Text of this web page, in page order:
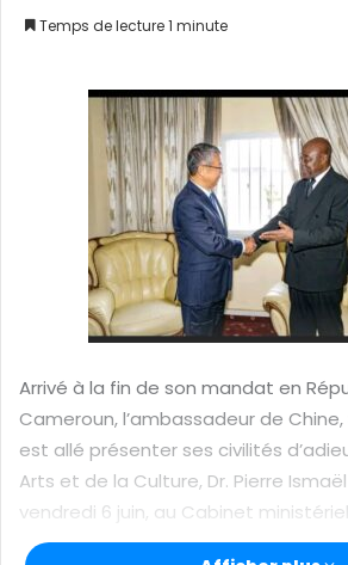
e
o
u
r
Temps de lecture 1 minute
Arrivé à la fin de son mandat en
Cameroun, l’ambassadeur de Chine,
est allé présenter ses civilités
Arts et de la Culture, Dr. Pierre
vendredi 6 juin, au Cabinet ministériel.